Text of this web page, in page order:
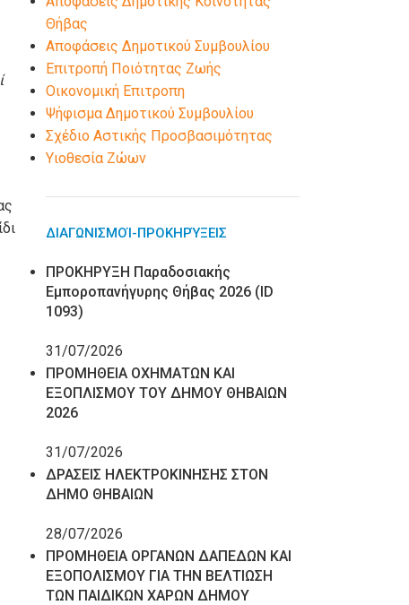
Θήβας
Αποφάσεις Δημοτικού Συμβουλίου
Επιτροπή Ποιότητας Ζωής
Οικονομική Επιτροπη
Ψήφισμα Δημοτικού Συμβουλίου
Σχέδιο Αστικής Προσβασιμότητας
Υιοθεσία Ζώων
ΔΙΑΓΩΝΙΣΜΟΊ-ΠΡΟΚΗΡΎΞΕΙΣ
ΠΡΟΚΗΡΥΞΗ Παραδοσιακής
Εμποροπανήγυρης Θήβας 2026 (ID
1093)
31/07/2026
ΠΡΟΜΗΘΕΙΑ ΟΧΗΜΑΤΩΝ ΚΑΙ
ΕΞΟΠΛΙΣΜΟΥ ΤΟΥ ΔΗΜΟΥ ΘΗΒΑΙΩΝ
2026
31/07/2026
ΔΡΑΣΕΙΣ ΗΛΕΚΤΡΟΚΙΝΗΣΗΣ ΣΤΟΝ
ΔΗΜΟ ΘΗΒΑΙΩΝ
28/07/2026
ΠΡΟΜΗΘΕΙΑ ΟΡΓΑΝΩΝ ΔΑΠΕΔΩΝ ΚΑΙ
ΕΞΟΠΟΛΙΣΜΟΥ ΓΙΑ ΤΗΝ ΒΕΛΤΙΩΣΗ
ΤΩΝ ΠΑΙΔΙΚΩΝ ΧΑΡΩΝ ΔΗΜΟΥ